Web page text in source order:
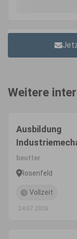
Weitere
Ausbildung
beutter
Rosenfeld
Vollzeit
24.07.2026